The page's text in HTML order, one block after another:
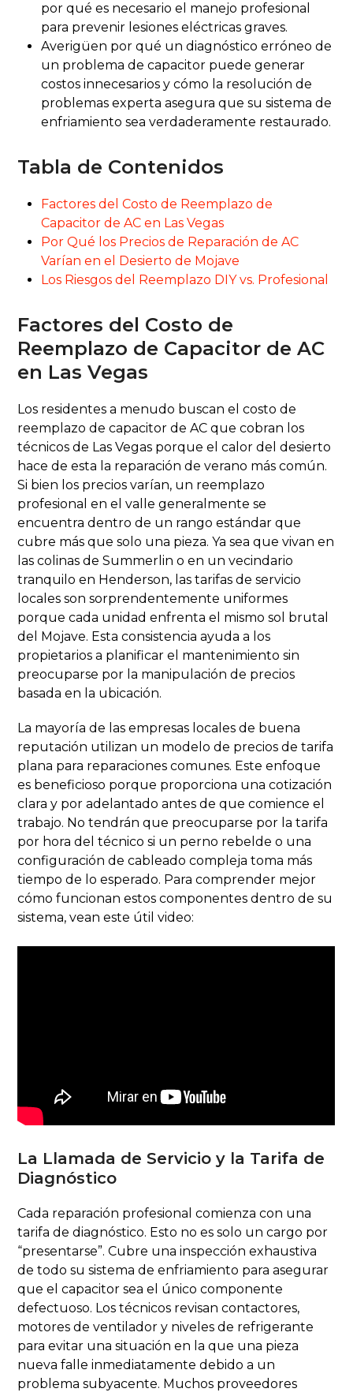
por qué es necesario el manejo profesional
para prevenir lesiones eléctricas graves.
Averigüen por qué un diagnóstico erróneo de
un problema de capacitor puede generar
costos innecesarios y cómo la resolución de
problemas experta asegura que su sistema de
enfriamiento sea verdaderamente restaurado.
Tabla de Contenidos
Factores del Costo de Reemplazo de
Capacitor de AC en Las Vegas
Por Qué los Precios de Reparación de AC
Varían en el Desierto de Mojave
Los Riesgos del Reemplazo DIY vs. Profesional
Factores del Costo de
Reemplazo de Capacitor de AC
en Las Vegas
Los residentes a menudo buscan el costo de
reemplazo de capacitor de AC que cobran los
técnicos de Las Vegas porque el calor del desierto
hace de esta la reparación de verano más común.
Si bien los precios varían, un reemplazo
profesional en el valle generalmente se
encuentra dentro de un rango estándar que
cubre más que solo una pieza. Ya sea que vivan en
las colinas de Summerlin o en un vecindario
tranquilo en Henderson, las tarifas de servicio
locales son sorprendentemente uniformes
porque cada unidad enfrenta el mismo sol brutal
del Mojave. Esta consistencia ayuda a los
propietarios a planificar el mantenimiento sin
preocuparse por la manipulación de precios
basada en la ubicación.
La mayoría de las empresas locales de buena
reputación utilizan un modelo de precios de tarifa
plana para reparaciones comunes. Este enfoque
es beneficioso porque proporciona una cotización
clara y por adelantado antes de que comience el
trabajo. No tendrán que preocuparse por la tarifa
por hora del técnico si un perno rebelde o una
configuración de cableado compleja toma más
tiempo de lo esperado. Para comprender mejor
cómo funcionan estos componentes dentro de su
sistema, vean este útil video:
La Llamada de Servicio y la Tarifa de
Diagnóstico
Cada reparación profesional comienza con una
tarifa de diagnóstico. Esto no es solo un cargo por
“presentarse”. Cubre una inspección exhaustiva
de todo su sistema de enfriamiento para asegurar
que el capacitor sea el único componente
defectuoso. Los técnicos revisan contactores,
motores de ventilador y niveles de refrigerante
para evitar una situación en la que una pieza
nueva falle inmediatamente debido a un
problema subyacente. Muchos proveedores